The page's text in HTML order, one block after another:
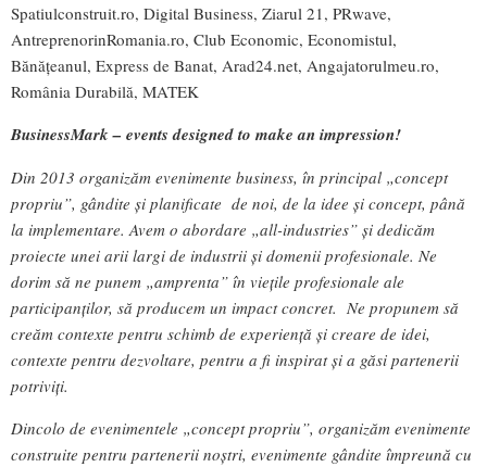
Spatiulconstruit.ro, Digital Business, Ziarul 21, PRwave,
AntreprenorinRomania.ro, Club Economic, Economistul,
Bănățeanul, Express de Banat, Arad24.net, Angajatorulmeu.ro,
România Durabilă, MATEK
BusinessMark – events designed to make an impression!
Din 2013 organizăm evenimente business, în principal „concept
propriu”, gândite și planificate de noi, de la idee și concept, până
la implementare. Avem o abordare „all-industries” și dedicăm
proiecte unei arii largi de industrii și domenii profesionale. Ne
dorim să ne punem „amprenta” în viețile profesionale ale
participanților, să producem un impact concret. Ne propunem să
creăm contexte pentru schimb de experiență și creare de idei,
contexte pentru dezvoltare, pentru a fi inspirat și a găsi partenerii
potriviți.
Dincolo de evenimentele „concept propriu”, organizăm evenimente
construite pentru partenerii noștri, evenimente gândite împreună cu